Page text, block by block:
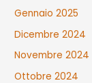
Gennaio 2025
Dicembre 2024
Novembre 2024
Ottobre 2024